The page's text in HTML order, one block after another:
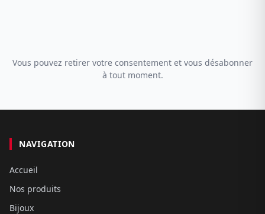
Vous pouvez retirer votre consentement et vous désabonner
à tout moment.
NAVIGATION
Accueil
Nos produits
Bijoux